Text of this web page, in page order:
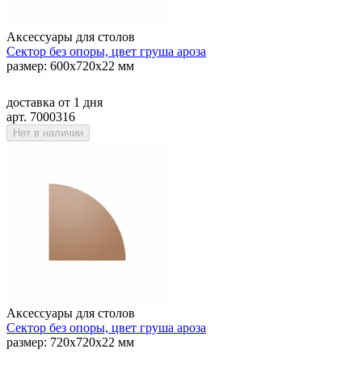
Аксессуары для столов
Сектор без опоры, цвет груша ароза
размер: 600х720х22 мм
доставка от 1 дня
арт. 7000316
Нет в наличии
Аксессуары для столов
Сектор без опоры, цвет груша ароза
размер: 720х720х22 мм